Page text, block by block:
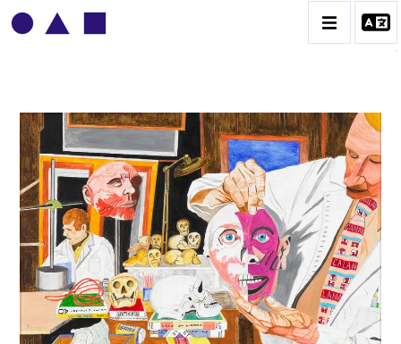
BRUNO MENDONÇA
BIOGRAPHIE
CATALOGUE DES OEUVRES
CONTACT